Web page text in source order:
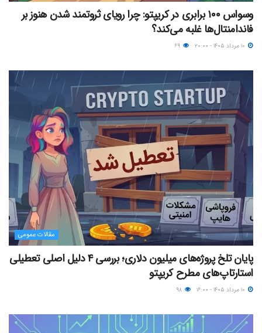
وسواس ۱۰۰ برابری در کریپتو: چرا رویای ثروتمند شدن هنوز بر
فاندامنتال‌ها غلبه می‌کند؟
مقالات عمومی
پایان تلخ پروژه‌های میلیون دلاری؛ بررسی ۴ دلیل اصلی تعطیلی
استارتاپ‌های مطرح کریپتو